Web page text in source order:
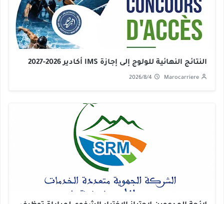
النتائج النهائية للولوج إلى إجازة IMS أكادير 2026-2027
Marocarriere
2026/8/4